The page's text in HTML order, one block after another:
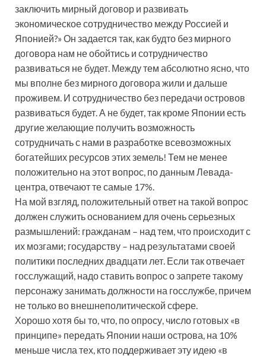
заключить мирный договор и развивать
экономическое сотрудничество между Россией и
Японией?» Он задается так, как будто без мирного
договора нам не обойтись и сотрудничество
развиваться не будет. Между тем абсолютно ясно, что
мы вполне без мирного договора жили и дальше
проживем. И сотрудничество без передачи островов
развиваться будет. А не будет, так кроме Японии есть
другие желающие получить возможность
сотрудничать с нами в разработке всевозможных
богатейших ресурсов этих земель! Тем не менее
положительно на этот вопрос, по данным Левада-
центра, отвечают те самые 17%.
На мой взгляд, положительный ответ на такой вопрос
должен служить основанием для очень серьезных
размышлений: гражданам – над тем, что происходит с
их мозгами; государству – над результатами своей
политики последних двадцати лет. Если так отвечает
госслужащий, надо ставить вопрос о запрете такому
персонажу занимать должности на госслужбе, причем
не только во внешнеполитической сфере.
Хорошо хотя бы то, что, по опросу, число готовых «в
принципе» передать Японии наши острова, на 10%
меньше числа тех, кто поддерживает эту идею «в